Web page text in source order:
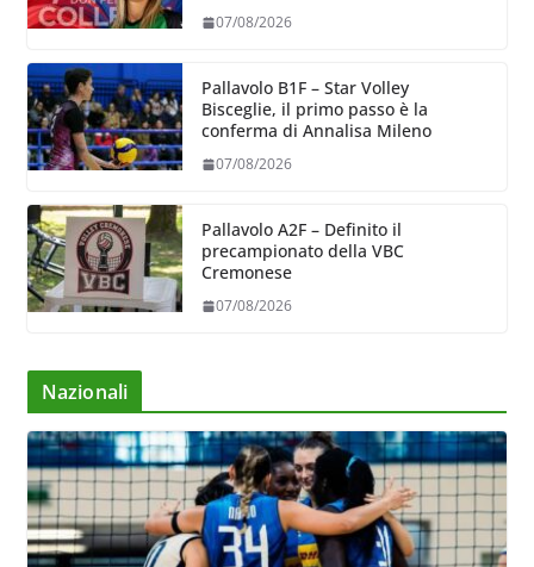
07/08/2026
Pallavolo B1F – Star Volley
Bisceglie, il primo passo è la
conferma di Annalisa Mileno
07/08/2026
Pallavolo A2F – Definito il
precampionato della VBC
Cremonese
07/08/2026
Nazionali